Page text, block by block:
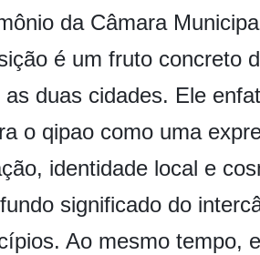
da Câmara
é um fruto concreto
as duas cidades. Ele
o qipao como uma
identidade local e
significado do
Ao mesmo tempo,